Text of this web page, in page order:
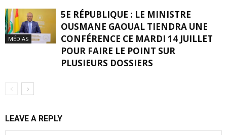
MÉDIAS
5E RÉPUBLIQUE : LE MINISTRE
OUSMANE GAOUAL TIENDRA UNE
CONFÉRENCE CE MARDI 14 JUILLET
POUR FAIRE LE POINT SUR
PLUSIEURS DOSSIERS
LEAVE A REPLY